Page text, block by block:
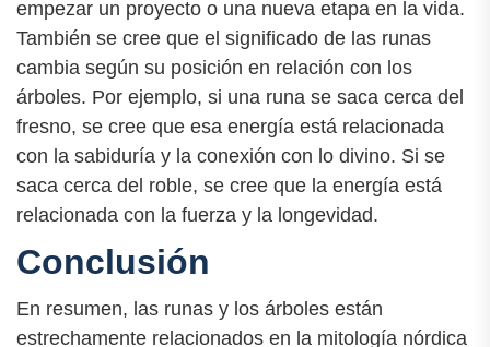
empezar un proyecto o una nueva etapa en la vida.
También se cree que el significado de las runas
cambia según su posición en relación con los
árboles. Por ejemplo, si una runa se saca cerca del
fresno, se cree que esa energía está relacionada
con la sabiduría y la conexión con lo divino. Si se
saca cerca del roble, se cree que la energía está
relacionada con la fuerza y la longevidad.
Conclusión
En resumen, las runas y los árboles están
estrechamente relacionados en la mitología nórdica